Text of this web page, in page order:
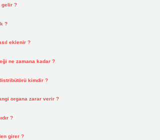
gelir ?
?
eklenir ?
ne zamana kadar ?
kimdir ?
organa zarar verir ?
?
girer ?